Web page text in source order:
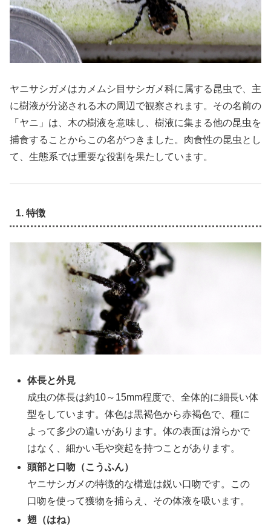
ヤニサシガメはカメムシ目サシガメ科に属する昆虫で、主
に樹液が分泌される木の周辺で観察されます。その名前の
「ヤニ」は、木の樹液を意味し、樹液に集まる他の昆虫を
捕食することからこの名がつきました。肉食性の昆虫とし
て、生態系では重要な役割を果たしています。
1. 特徴
体長と外見
成虫の体長は約10～15mm程度で、全体的に細長い体
型をしています。体色は黒褐色から赤褐色で、種に
よって多少の違いがあります。体の表面は滑らかで
はなく、細かい毛や突起を持つことがあります。
頭部と口吻（こうふん）
ヤニサシガメの特徴的な構造は鋭い口吻です。この
口吻を使って獲物を捕らえ、その体液を吸います。
翅（はね）